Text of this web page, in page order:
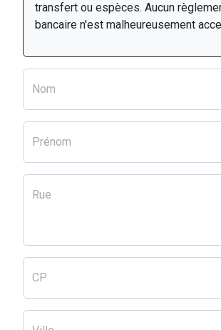
transfert ou espèces. Aucun
bancaire n'est malheureusement
Nom
Prénom
Rue
CP